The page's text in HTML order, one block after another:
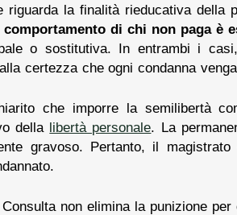
riguarda la finalità rieducativa della
di chi non paga è
o sostitutiva. In entrambi i
certezza che ogni condanna
che imporre la semilibertà
della libertà personale. La
gravoso. Pertanto, il
non elimina la punizione